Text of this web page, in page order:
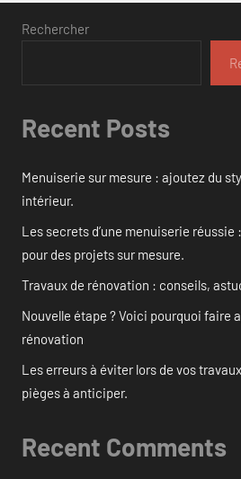
Rechercher
Recent Posts
Menuiserie sur mesure : ajoutez du
intérieur.
Les secrets d’une menuiserie
pour des projets sur mesure.
Travaux de rénovation : conseils,
Nouvelle étape ? Voici pourquoi faire
rénovation
Les erreurs à éviter lors de vos
pièges à anticiper.
Recent Comments